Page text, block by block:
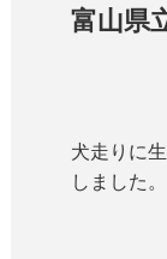
富山県
犬走りに
しました